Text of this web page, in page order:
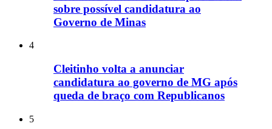
sobre possível candidatura ao
Governo de Minas
4
Cleitinho volta a anunciar
candidatura ao governo de MG após
queda de braço com Republicanos
5